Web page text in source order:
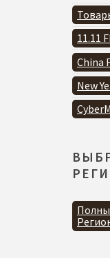
11.11
China
New